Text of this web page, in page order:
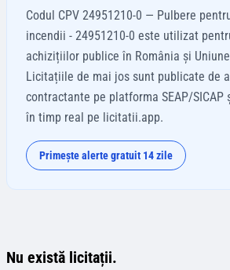
Codul CPV 24951210-0 — Pulbere
incendii - 24951210-0 este utilizat
achizițiilor publice în România și
Licitațiile de mai jos sunt publicate de
contractante pe platforma SEAP/
în timp real pe licitatii.app.
Primește alerte gratuit 14 zile
Nu există licitații.